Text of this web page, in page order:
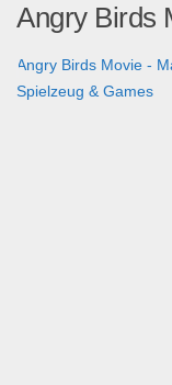
Angry Birds
Angry Birds Movie -
Spielzeug & Games